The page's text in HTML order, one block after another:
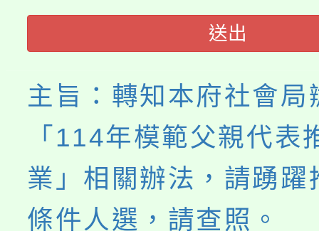
程
送出
主旨：轉知本府社會局
「114年模範父親代表
業」相關辦法，請踴躍
條件人選，請查照。